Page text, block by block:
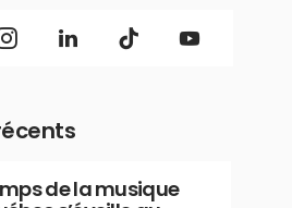
de la musique